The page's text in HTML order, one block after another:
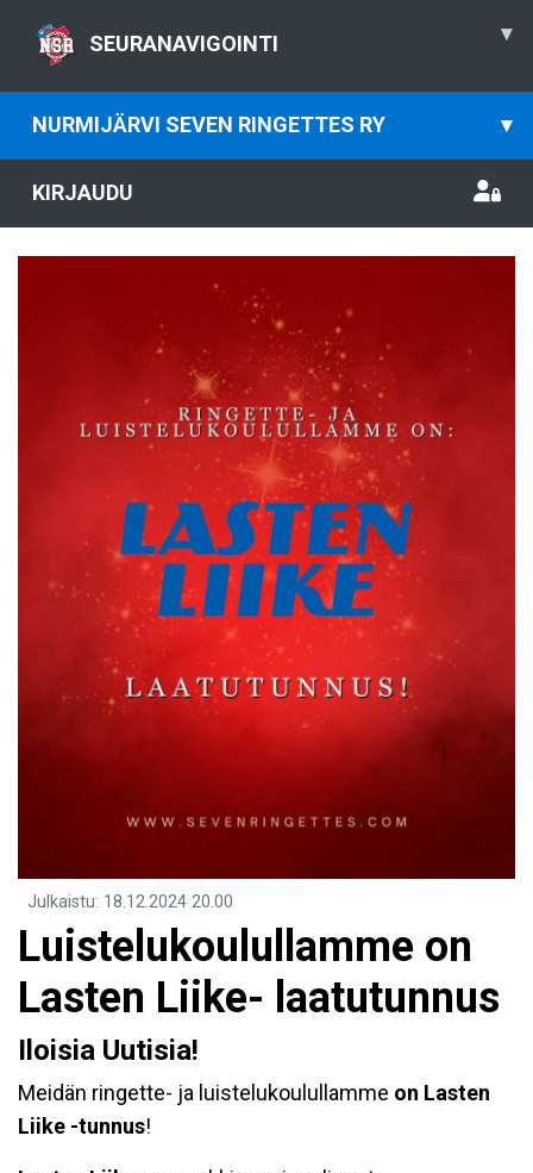
SEURANAVIGOINTI ▾
NURMIJÄRVI SEVEN RINGETTES RY ▾
KIRJAUDU
Julkaistu: 18.12.2024 20.00
Luistelukoulullamme on
Lasten Liike- laatutunnus
Iloisia Uutisia!
Meidän ringette- ja luistelukoulullamme on Lasten
Liike -tunnus!